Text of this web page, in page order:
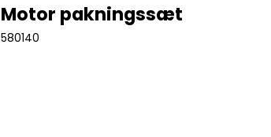
Motor pakningssæt
580140